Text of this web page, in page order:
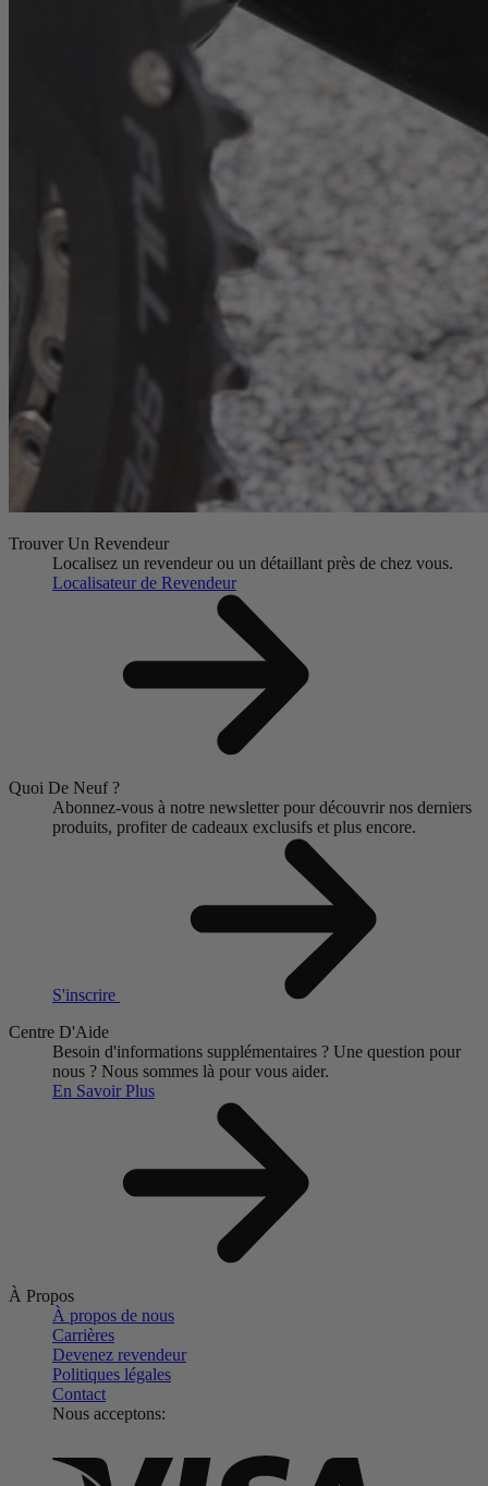
Trouver Un Revendeur
Localisez un revendeur ou un détaillant près de chez vous.
Localisateur de Revendeur
Quoi De Neuf ?
Abonnez-vous à notre newsletter pour découvrir nos derniers
produits, profiter de cadeaux exclusifs et plus encore.
S'inscrire
Centre D'Aide
Besoin d'informations supplémentaires ? Une question pour
nous ? Nous sommes là pour vous aider.
En Savoir Plus
À Propos
À propos de nous
Carrières
Devenez revendeur
Politiques légales
Contact
Nous acceptons: